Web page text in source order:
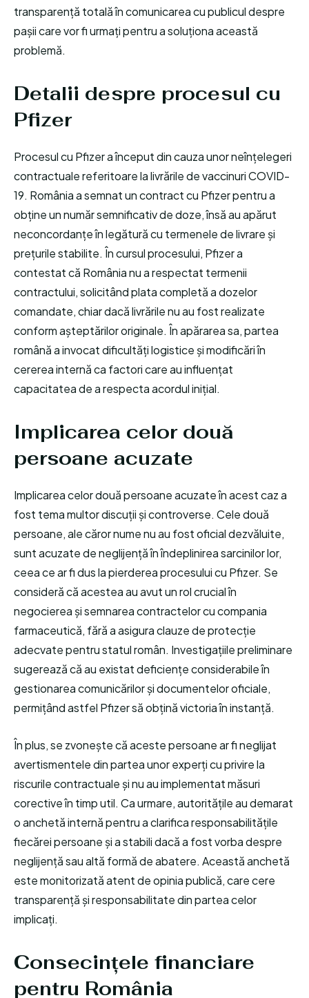
transparență totală în comunicarea cu publicul despre
pașii care vor fi urmați pentru a soluționa această
problemă.
Detalii despre procesul cu
Pfizer
Procesul cu Pfizer a început din cauza unor neînțelegeri
contractuale referitoare la livrările de vaccinuri COVID-
19. România a semnat un contract cu Pfizer pentru a
obține un număr semnificativ de doze, însă au apărut
neconcordanțe în legătură cu termenele de livrare și
prețurile stabilite. În cursul procesului, Pfizer a
contestat că România nu a respectat termenii
contractului, solicitând plata completă a dozelor
comandate, chiar dacă livrările nu au fost realizate
conform așteptărilor originale. În apărarea sa, partea
română a invocat dificultăți logistice și modificări în
cererea internă ca factori care au influențat
capacitatea de a respecta acordul inițial.
Implicarea celor două
persoane acuzate
Implicarea celor două persoane acuzate în acest caz a
fost tema multor discuții și controverse. Cele două
persoane, ale căror nume nu au fost oficial dezvăluite,
sunt acuzate de neglijență în îndeplinirea sarcinilor lor,
ceea ce ar fi dus la pierderea procesului cu Pfizer. Se
consideră că acestea au avut un rol crucial în
negocierea și semnarea contractelor cu compania
farmaceutică, fără a asigura clauze de protecție
adecvate pentru statul român. Investigațiile preliminare
sugerează că au existat deficiențe considerabile în
gestionarea comunicărilor și documentelor oficiale,
permițând astfel Pfizer să obțină victoria în instanță.
În plus, se zvonește că aceste persoane ar fi neglijat
avertismentele din partea unor experți cu privire la
riscurile contractuale și nu au implementat măsuri
corective în timp util. Ca urmare, autoritățile au demarat
o anchetă internă pentru a clarifica responsabilitățile
fiecărei persoane și a stabili dacă a fost vorba despre
neglijență sau altă formă de abatere. Această anchetă
este monitorizată atent de opinia publică, care cere
transparență și responsabilitate din partea celor
implicați.
Consecințele financiare
pentru România